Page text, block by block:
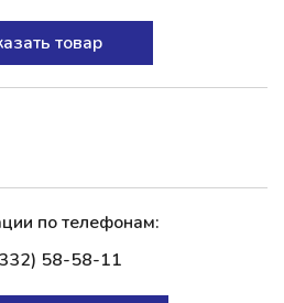
товар
по телефонам:
58-58-11